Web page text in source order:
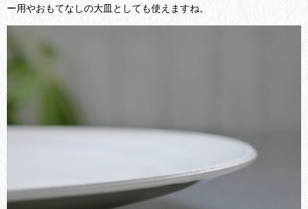
ー用やおもてなしの大皿としても使えますね。